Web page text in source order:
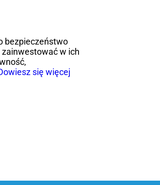
bezpieczeństwo
zainwestować w ich
się więcej